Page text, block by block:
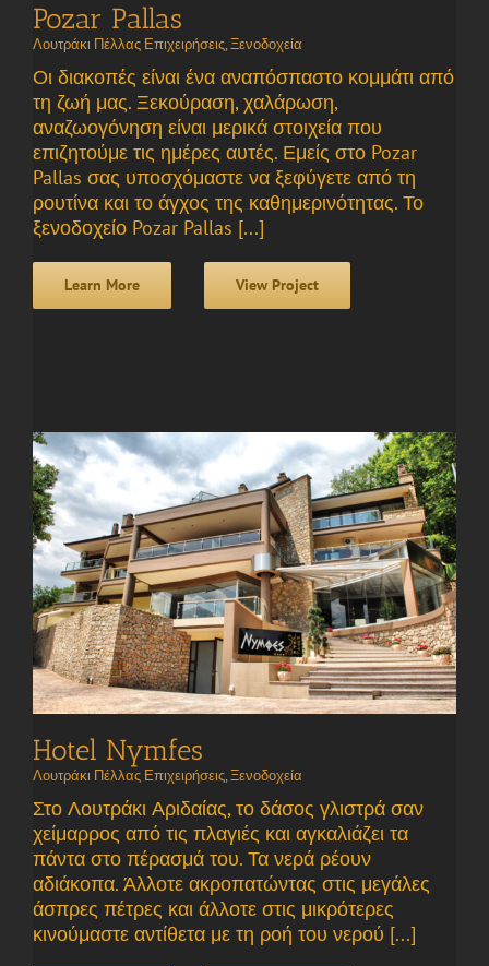
Pozar Pallas
Λουτράκι Πέλλας Επιχειρήσεις,Ξενοδοχεία
Οι διακοπές είναι ένα αναπόσπαστο κομμάτι από
τη ζωή μας. Ξεκούραση, χαλάρωση,
αναζωογόνηση είναι μερικά στοιχεία που
επιζητούμε τις ημέρες αυτές. Εμείς στο Pozar
Pallas σας υποσχόμαστε να ξεφύγετε από τη
ρουτίνα και το άγχος της καθημερινότητας. Το
ξενοδοχείο Pozar Pallas [...]
Learn More View Project
Hotel Nymfes
Λουτράκι Πέλλας Επιχειρήσεις,Ξενοδοχεία
Στο Λουτράκι Αριδαίας, το δάσος γλιστρά σαν
χείμαρρος από τις πλαγιές και αγκαλιάζει τα
πάντα στο πέρασμά του. Τα νερά ρέουν
αδιάκοπα. Άλλοτε ακροπατώντας στις μεγάλες
άσπρες πέτρες και άλλοτε στις μικρότερες
κινούμαστε αντίθετα με τη ροή του νερού [...]